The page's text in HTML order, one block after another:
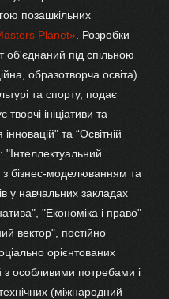
позашкільних
Planet» . Розробки
під спільною
образотворча освіта).
та спорту, подає
ініціативи та
та “Освітній
"Інтеллектуальний
з бізнес-моделюванням та
у навчальних закладах
"Економіка і право"
вектор", постійно
орієнтованих
з особливими потребами і
(міжнародний